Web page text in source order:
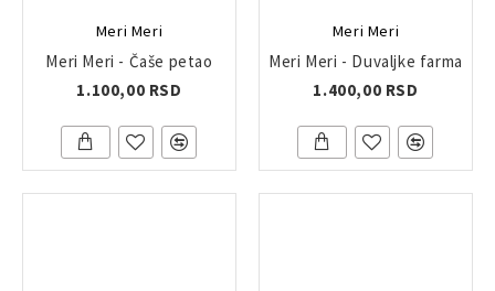
Meri Meri
Meri Meri - Čaše petao
1.100,00 RSD
Meri Meri
Meri Meri - Duvaljke farma
1.400,00 RSD